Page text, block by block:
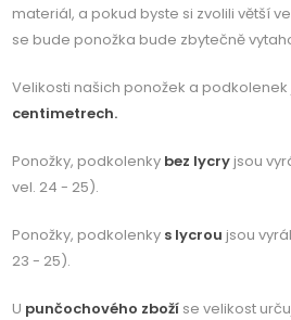
materiál, a pokud byste si zvolili větší
se bude ponožka bude zbytečně
Velikosti našich ponožek a podkolenek
centimetrech.
Ponožky, podkolenky bez lycry jsou
vel. 24 - 25).
Ponožky, podkolenky s lycrou jsou
23 - 25).
U punčochového zboží se velikost